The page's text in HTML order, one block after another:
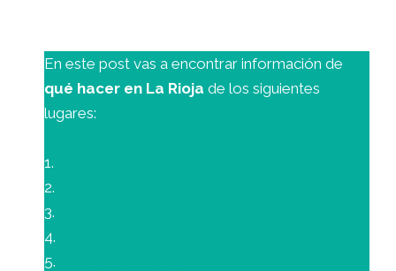
En este post vas a encontrar información de
qué hacer en La Rioja de los siguientes
lugares:
1.
2.
3.
4.
5.